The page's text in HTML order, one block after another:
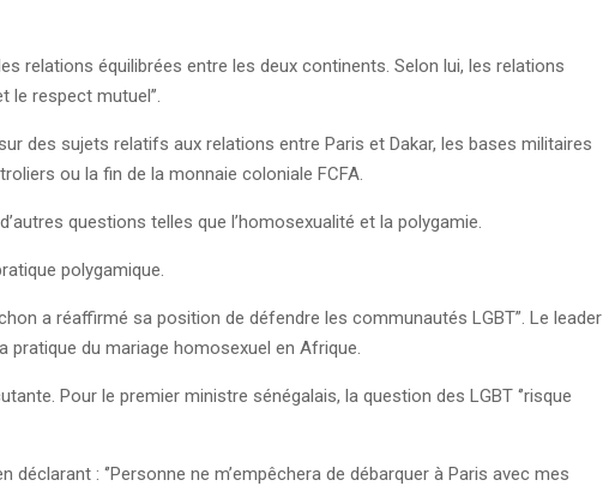
relations équilibrées entre les deux continents. Selon lui, les relations
le respect mutuel’’.
des sujets relatifs aux relations entre Paris et Dakar, les bases militaires
ou la fin de la monnaie coloniale FCFA.
questions telles que l’homosexualité et la polygamie.
polygamique.
a réaffirmé sa position de défendre les communautés LGBT”. Le leader
pratique du mariage homosexuel en Afrique.
Pour le premier ministre sénégalais, la question des LGBT ‘’risque
: ‘’Personne ne m’empêchera de débarquer à Paris avec mes